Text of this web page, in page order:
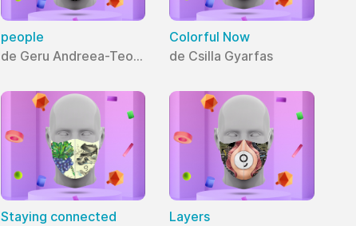
people
de Geru Andreea-Teodora
Colorful Now
de Csilla Gyarfas
Staying connected
Layers